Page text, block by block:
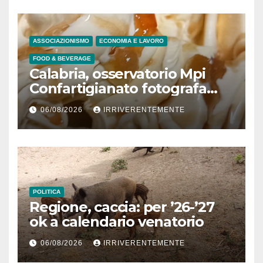
popolare e sussidi per
“poveri” e 9 inviti a dedurre a
persone fisiche e giuridiche
per presunto danno erariale
600mila €
ASSOCIAZIONISMO ECONOMIA E LAVORO
FOOD & BEVERAGE
Calabria, osservatorio Mpi
Confartigianato fotografa
comparto radicato: 241
laboratori gelateria attivi, 173
artigiani
06/08/2026 IRRIVERENTEMENTE
POLITICA
Regione, caccia: per ’26-’27
ok a calendario venatorio
06/08/2026 IRRIVERENTEMENTE